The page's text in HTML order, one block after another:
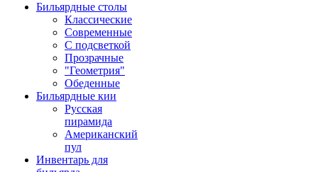
Бильярдные столы
Классические
Современные
С подсветкой
Прозрачные
"Геометрия"
Обеденные
Бильярдные кии
Русская
пирамида
Американский
пул
Инвентарь для